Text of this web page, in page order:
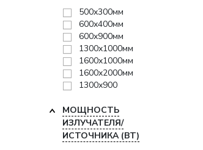
500x300мм
600x400мм
600x900мм
1300x1000мм
1600x1000мм
1600x2000мм
1300х900
МОЩНОСТЬ
ИЗЛУЧАТЕЛЯ/
ИСТОЧНИКА (ВТ)